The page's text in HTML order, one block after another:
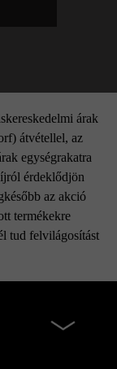
árak
átvétellel, az
egységrakatra
érdeklődjön
az akció
termékekre
tud felvilágosítást